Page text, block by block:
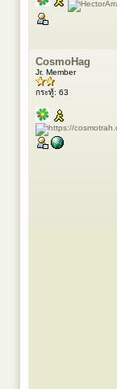
CosmoHag
Jr. Member
กระทู้: 63